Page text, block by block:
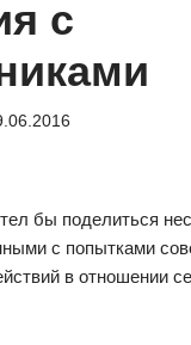
с
бы поделиться
с попытками
в отношении